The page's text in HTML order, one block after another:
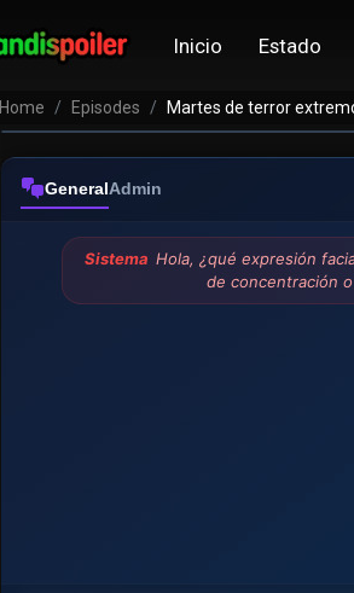
Inicio Estado
Home Episodes Martes de terror
GeneralAdmin
Sistema Hola, ¿qué expresión
de concentración